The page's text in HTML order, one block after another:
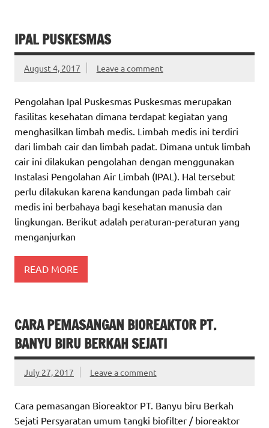
IPAL PUSKESMAS
August 4, 2017 Leave a comment
Pengolahan Ipal Puskesmas Puskesmas merupakan
fasilitas kesehatan dimana terdapat kegiatan yang
menghasilkan limbah medis. Limbah medis ini terdiri
dari limbah cair dan limbah padat. Dimana untuk limbah
cair ini dilakukan pengolahan dengan menggunakan
Instalasi Pengolahan Air Limbah (IPAL). Hal tersebut
perlu dilakukan karena kandungan pada limbah cair
medis ini berbahaya bagi kesehatan manusia dan
lingkungan. Berikut adalah peraturan-peraturan yang
menganjurkan
READ MORE
CARA PEMASANGAN BIOREAKTOR PT.
BANYU BIRU BERKAH SEJATI
July 27, 2017 Leave a comment
Cara pemasangan Bioreaktor PT. Banyu biru Berkah
Sejati Persyaratan umum tangki biofilter / bioreaktor